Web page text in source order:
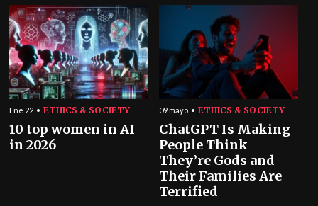
Ene 22 ETHICS & SOCIETY
10 top women in AI
in 2026
09 mayo ETHICS & SOCIETY
ChatGPT Is Making
People Think
They’re Gods and
Their Families Are
Terrified